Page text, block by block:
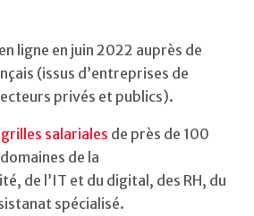
ligne en juin 2022 auprès de
(issus d’entreprises de
privés et publics).
grilles salariales de près de 100
de la
de l’IT et du digital, des RH, du
spécialisé.